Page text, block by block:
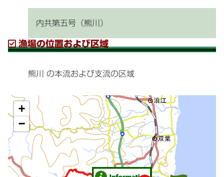
内共第五号 （熊川）
漁場の位置および区域
熊川 の本流および支流の区域
+
−